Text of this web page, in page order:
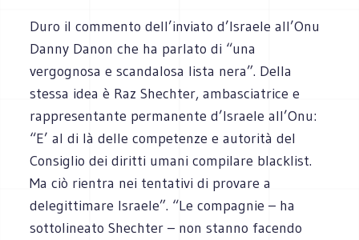
Duro il commento dell’inviato d’Israele all’Onu
Danny Danon che ha parlato di “una
vergognosa e scandalosa lista nera”. Della
stessa idea è Raz Shechter, ambasciatrice e
rappresentante permanente d’Israele all’Onu:
“E’ al di là delle competenze e autorità del
Consiglio dei diritti umani compilare blacklist.
Ma ciò rientra nei tentativi di provare a
delegittimare Israele”. “Le compagnie – ha
sottolineato Shechter – non stanno facendo